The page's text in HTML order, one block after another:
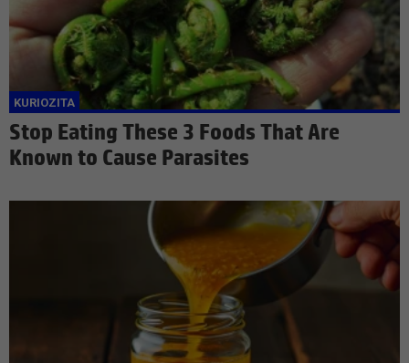
Stop Eating These 3 Foods That Are
Known to Cause Parasites